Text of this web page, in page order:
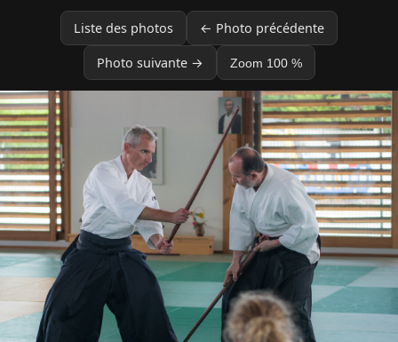
Liste des photos ← Photo précédente
Photo suivante → Zoom 100 %